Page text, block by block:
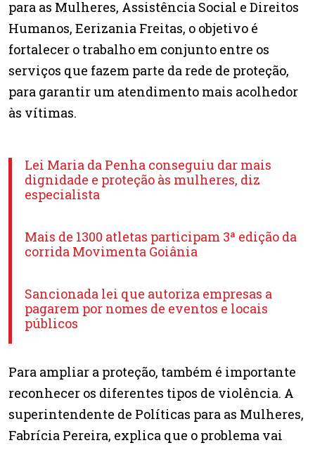
para as Mulheres, Assistência Social e Direitos
Humanos, Eerizania Freitas, o objetivo é
fortalecer o trabalho em conjunto entre os
serviços que fazem parte da rede de proteção,
para garantir um atendimento mais acolhedor
às vítimas.
Lei Maria da Penha conseguiu dar mais
dignidade e proteção às mulheres, diz
especialista
Mais de 1300 atletas participam 3ª edição da
corrida Movimenta Goiânia
Sancionada lei que autoriza empresas a
pagarem por nomes de eventos e locais
públicos
Para ampliar a proteção, também é importante
reconhecer os diferentes tipos de violência. A
superintendente de Políticas para as Mulheres,
Fabrícia Pereira, explica que o problema vai